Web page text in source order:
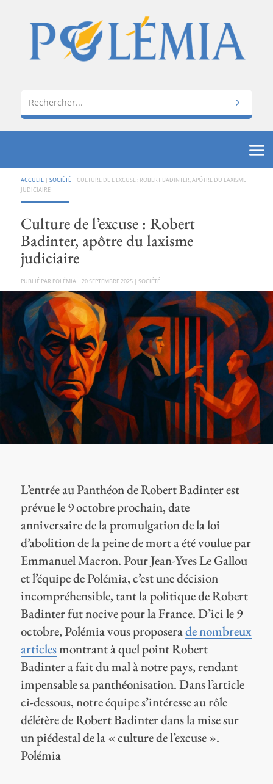
ACCUEIL | SOCIÉTÉ| CULTURE DE L’EXCUSE : ROBERT BADINTER, APÔTRE DU LAXISME
JUDICIAIRE
Culture de l’excuse : Robert
Badinter, apôtre du laxisme
judiciaire
PAR POLÉMIA | 20 SEPTEMBRE 2025| SOCIÉTÉ
L’entrée au Panthéon de Robert Badinter est
prévue le 9 octobre prochain, date
anniversaire de la promulgation de la loi
d’abolition de la peine de mort a été voulue par
Emmanuel Macron. Pour Jean-Yves Le Gallou
et l’équipe de Polémia, c’est une décision
incompréhensible, tant la politique de Robert
Badinter fut nocive pour la France. D’ici le 9
octobre, Polémia vous proposerade nombreux
articlesmontrant à quel point Robert
Badinter a fait du mal à notre pays, rendant
impensable sa panthéonisation. Dans l’article
ci-dessous, notre équipe s’intéresse au rôle
délétère de Robert Badinter dans la mise sur
un piédestal de la « culture de l’excuse ».
Polémia